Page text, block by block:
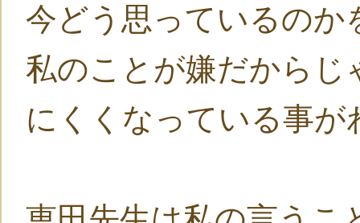
今どう思っているの
私のことが嫌だからじ
にくくなっている事